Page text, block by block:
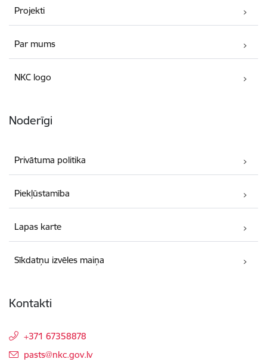
Projekti
Par mums
NKC logo
Noderīgi
Privātuma politika
Piekļūstamība
Lapas karte
Sīkdatņu izvēles maiņa
Kontakti
+371 67358878
E-pasts:
pasts@nkc.gov.lv